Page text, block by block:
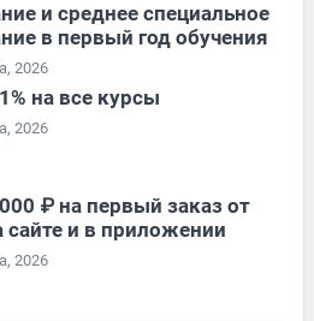
и среднее специальное
в первый год обучения
2026
на все курсы
2026
₽ на первый заказ от
сайте и в приложении
2026